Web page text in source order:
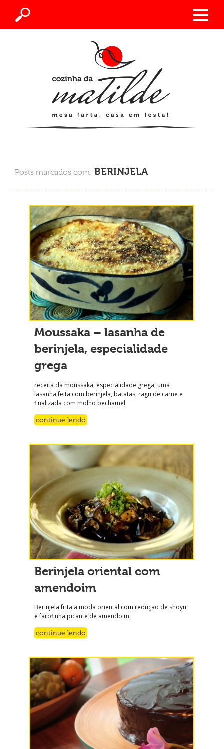
Posts marcados com: BERINJELA
Moussaka – lasanha de
berinjela, especialidade
grega
receita da moussaka, especialidade grega, uma
lasanha feita com berinjela, batatas, ragu de carne e
finalizada com molho bechamel
continue lendo
Berinjela oriental com
amendoim
Berinjela frita a moda oriental com redução de shoyu
e farofinha picante de amendoim
continue lendo